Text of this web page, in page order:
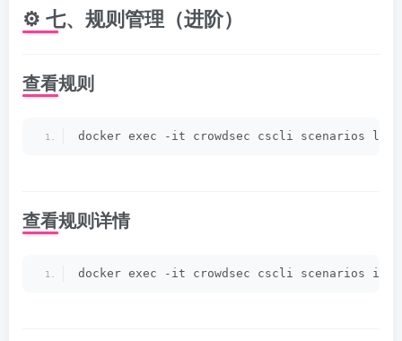
⚙️ 七、规则管理（进阶）
查看规则
docker exec -it crowdsec cscli scenarios list
查看规则详情
docker exec -it crowdsec cscli scenarios